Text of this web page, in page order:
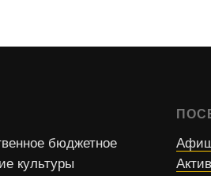
бюджетное
культуры